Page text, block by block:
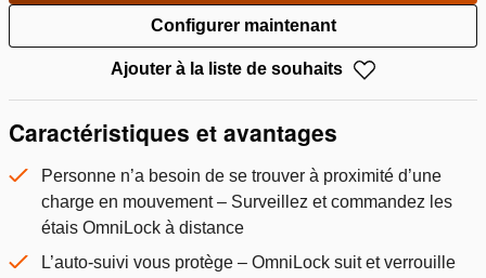
Configurer maintenant
Ajouter à la liste de souhaits
Caractéristiques et avantages
Personne n’a besoin de se trouver à proximité d’une
charge en mouvement – Surveillez et commandez les
étais OmniLock à distance
L’auto-suivi vous protège – OmniLock suit et verrouille